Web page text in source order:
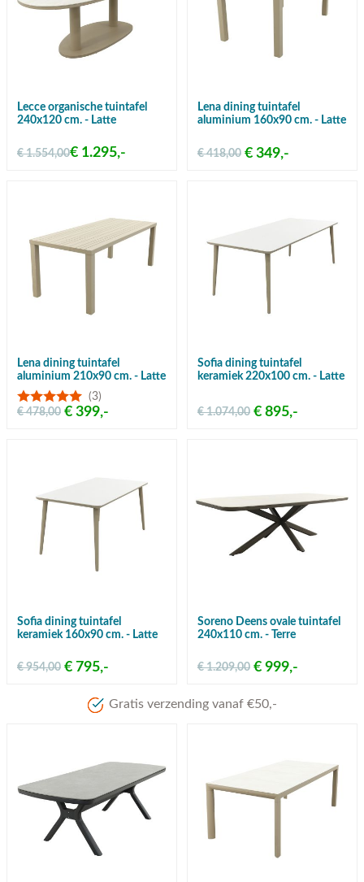
Lecce organische tuintafel
240x120 cm. - Latte
€ 1.554,00€ 1.295,-
Lena dining tuintafel
aluminium 160x90 cm. - Latte
€ 349,-
€ 418,00
Lena dining tuintafel
aluminium 210x90 cm. - Latte
(3)
€ 399,-
€ 478,00
Sofia dining tuintafel
keramiek 220x100 cm. - Latte
€ 895,-
€ 1.074,00
Sofia dining tuintafel
keramiek 160x90 cm. - Latte
€ 795,-
€ 954,00
Soreno Deens ovale tuintafel
240x110 cm. - Terre
€ 999,-
€ 1.209,00